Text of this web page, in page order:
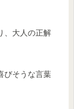
、大人の正解
びそうな言葉